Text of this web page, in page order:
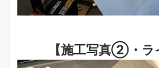
【施工写真②・ラ